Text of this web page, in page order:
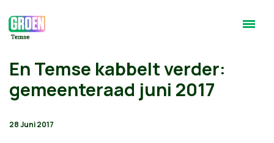
En Temse kabbelt verder:
gemeenteraad juni 2017
28 Juni 2017